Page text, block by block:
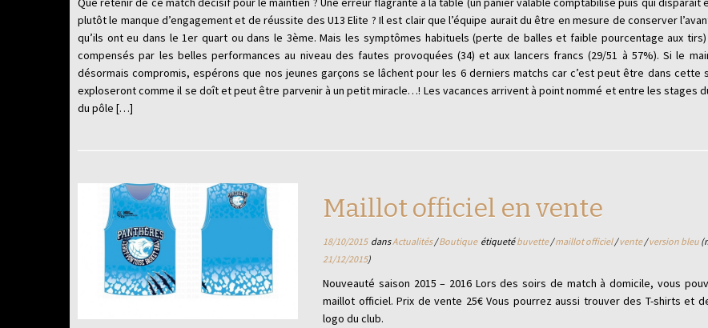
plutôt le manque d’engagement et de réussite des U13 Elite ? Il est clair que l’équipe aurait du être en mesure de conserver
qu’ils ont eu dans le 1er quart ou dans le 3ème. Mais les symptômes habituels (perte de balles et faible pourcentage aux
compensés par les belles performances au niveau des fautes provoquées (34) et aux lancers francs (29/51 à 57%). Si le
désormais compromis, espérons que nos jeunes garçons se lâchent pour les 6 derniers matchs car c’est peut être dans cette
exploseront comme il se doît et peut être parvenir à un petit miracle…! Les vacances arrivent à point nommé et entre les stages
du pôle […]
Maillot officiel en vente
18/10/2015dansActualités/Boutique étiquetébuvette/maillot officiel/vente/version bleu
21/12/2015)
Nouveauté saison 2015 – 2016 Lors des soirs de match à domicile, vous
maillot officiel. Prix de vente 25€ Vous pourrez aussi trouver des T-shirts et
logo du club.